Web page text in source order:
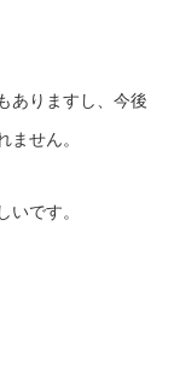
ありますし、今後
せん。
いです。